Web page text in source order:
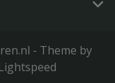
- Theme by
Lightspeed